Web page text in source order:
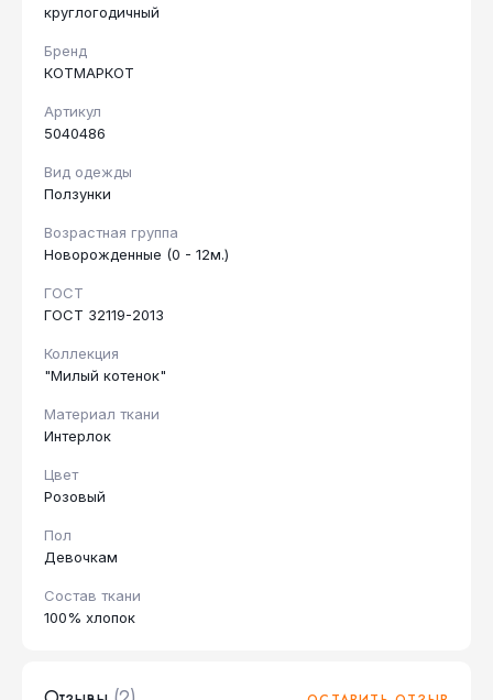
круглогодичный
Бренд
КОТМАРКОТ
Артикул
5040486
Вид одежды
Ползунки
Возрастная группа
Новорожденные (0 - 12м.)
ГОСТ
ГОСТ 32119-2013
Коллекция
"Милый котенок"
Материал ткани
Интерлок
Цвет
Розовый
Пол
Девочкам
Состав ткани
100% хлопок